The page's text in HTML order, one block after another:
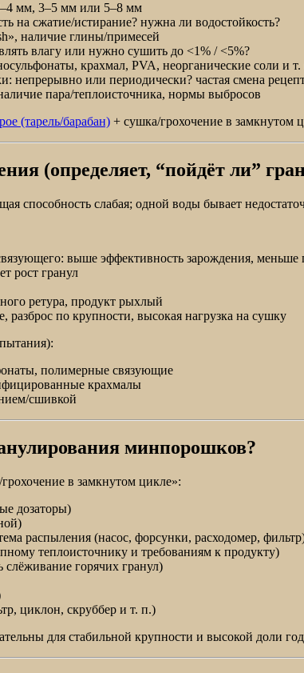
мм, 3–5 мм или 5–8 мм
на сжатие/истирание? нужна ли водостойкость?
наличие глины/примесей
влагу или нужно сушить до <1% / <5%?
крахмал, PVA, неорганические соли и т.
непрерывно или периодически? частая смена
пара/теплоисточника, нормы выбросов
(тарель/барабан) + сушка/грохочение в замкнутом
(определяет, “пойдёт ли”
способность слабая; одной воды бывает
выше эффективность зарождения, меньше
рост гранул
ретура, продукт рыхлый
по крупности, высокая нагрузка на сушку
полимерные связующие
крахмалы
сшивкой
минпорошков?
в замкнутом цикле»:
дозаторы)
распыления (насос, форсунки, расходомер,
теплоисточнику и требованиям к продукту)
горячих гранул)
циклон, скруббер и т. п.)
для стабильной крупности и высокой доли